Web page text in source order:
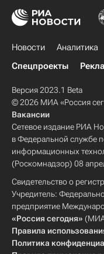
Новости Аналитика
Спецпроекты
Версия 2023.1 Beta
© 2026 МИА «Россия
Вакансии
Сетевое издание РИА
в Федеральной службе
информационных
(Роскомнадзор) 08
Свидетельство о
Учредитель:
предприятие
«Россия сегодня» (МИА
Правила
Политика